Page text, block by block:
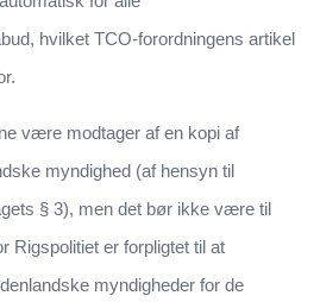
hvilket TCO-forordningens artikel
være modtager af en kopi af
myndighed (af hensyn til
§ 3), men det bør ikke være til
Rigspolitiet er forpligtet til at
myndigheder for de